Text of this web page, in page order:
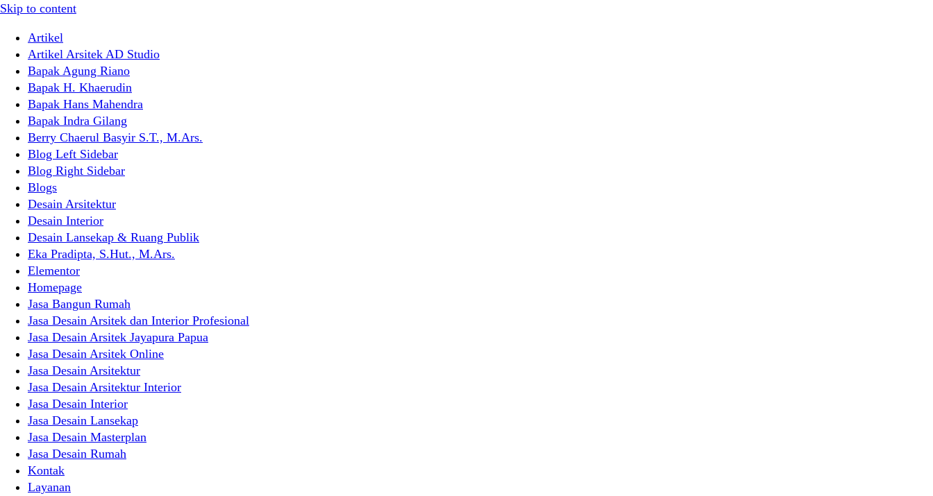
Skip to content
Artikel
Artikel Arsitek AD Studio
Bapak Agung Riano
Bapak H. Khaerudin
Bapak Hans Mahendra
Bapak Indra Gilang
Berry Chaerul Basyir S.T., M.Ars.
Blog Left Sidebar
Blog Right Sidebar
Blogs
Desain Arsitektur
Desain Interior
Desain Lansekap & Ruang Publik
Eka Pradipta, S.Hut., M.Ars.
Elementor
Homepage
Jasa Bangun Rumah
Jasa Desain Arsitek dan Interior Profesional
Jasa Desain Arsitek Jayapura Papua
Jasa Desain Arsitek Online
Jasa Desain Arsitektur
Jasa Desain Arsitektur Interior
Jasa Desain Interior
Jasa Desain Lansekap
Jasa Desain Masterplan
Jasa Desain Rumah
Kontak
Layanan